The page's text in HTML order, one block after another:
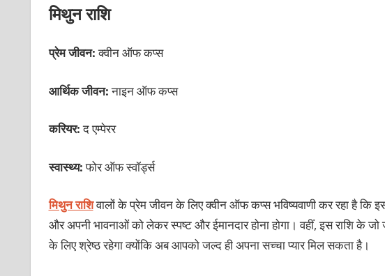
मिथुन राशि
प्रेम जीवन:क्वीन ऑफ कप्स
आर्थिक जीवन:नाइन ऑफ कप्स
करियर:द एम्पेरर
स्वास्थ्य:फोर ऑफ स्वॉर्ड्स
मिथुन राशिवालों के प्रेम जीवन के लिए क्वीन ऑफ कप्स भविष्यवाणी कर रहा है कि
और अपनी भावनाओं को लेकर स्पष्ट और ईमानदार होना होगा। वहीं, इस राशि के
के लिए श्रेष्ठ रहेगा क्योंकि अब आपको जल्द ही अपना सच्चा प्यार मिल सकता है।